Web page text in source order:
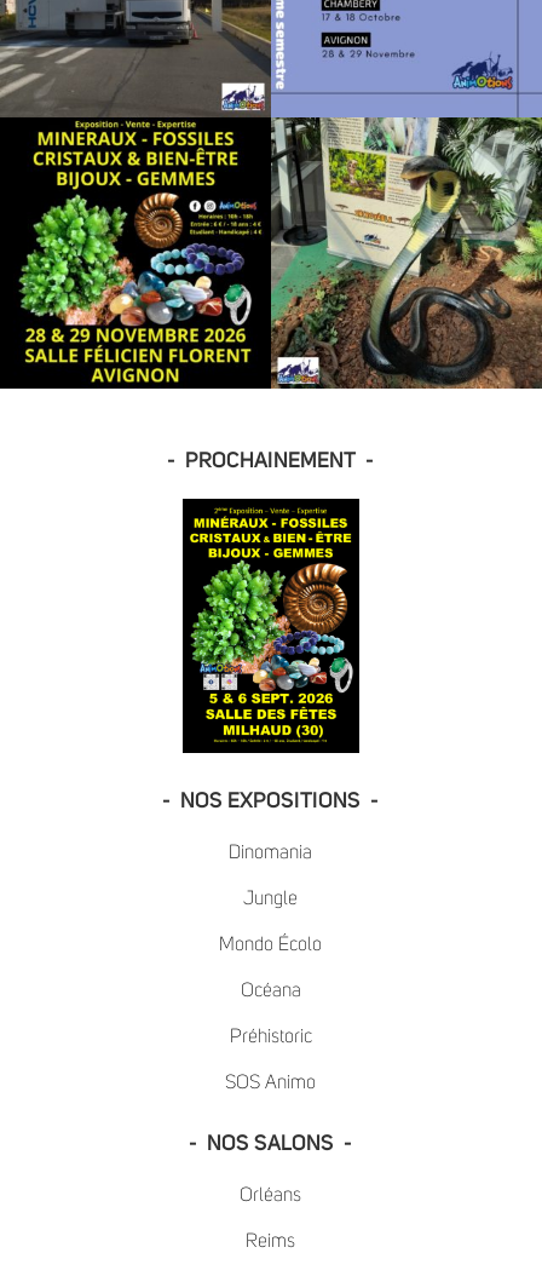
- PROCHAINEMENT -
- NOS EXPOSITIONS -
Dinomania
Jungle
Mondo Écolo
Océana
Préhistoric
SOS Animo
- NOS SALONS -
Orléans
Reims